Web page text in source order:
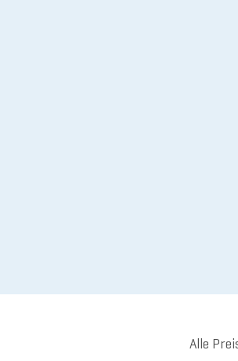
Alle